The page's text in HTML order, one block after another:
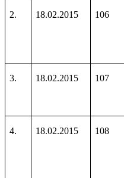
2. 18.02.2015 106
3. 18.02.2015 107
4. 18.02.2015 108